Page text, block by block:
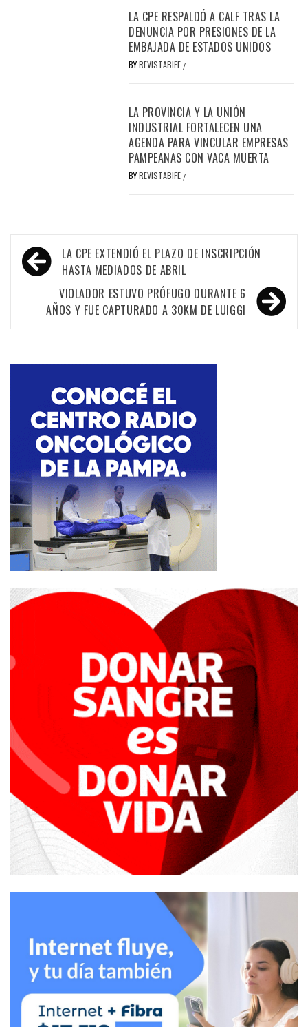
LA CPE RESPALDÓ A CALF TRAS LA
DENUNCIA POR PRESIONES DE LA
EMBAJADA DE ESTADOS UNIDOS
BYREVISTABIFE /
LA PROVINCIA Y LA UNIÓN
INDUSTRIAL FORTALECEN UNA
AGENDA PARA VINCULAR EMPRESAS
PAMPEANAS CON VACA MUERTA
BYREVISTABIFE /
Navegación
de
entradas
LA CPE EXTENDIÓ EL PLAZO DE INSCRIPCIÓN
HASTA MEDIADOS DE ABRIL
VIOLADOR ESTUVO PRÓFUGO DURANTE 6
AÑOS Y FUE CAPTURADO A 30KM DE LUIGGI